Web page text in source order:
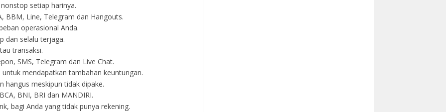
setiap harinya.
BBM, Line, Telegram dan Hangouts.
operasional Anda.
dan selalu terjaga.
transaksi.
SMS, Telegram dan Live Chat.
mendapatkan tambahan keuntungan.
hangus meskipun tidak dipake.
BNI, BRI dan MANDIRI.
bagi Anda yang tidak punya rekening.